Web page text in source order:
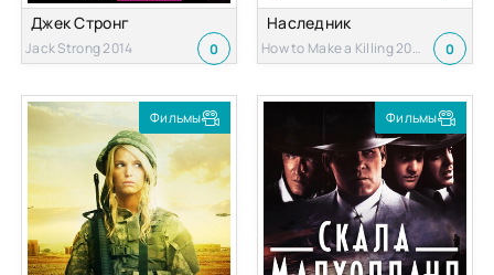
Джек Стронг
Jack Strong 2014 0
Наследник
How to Make a Killing 2026 0
Фильмы Фильмы